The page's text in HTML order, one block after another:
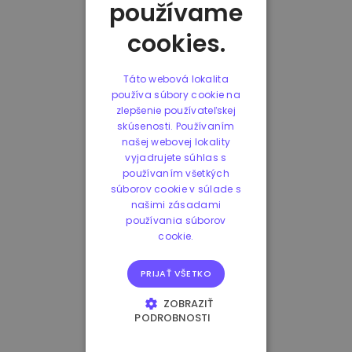
používame
cookies.
Táto webová lokalita
používa súbory cookie na
zlepšenie používateľskej
skúsenosti. Používaním
našej webovej lokality
vyjadrujete súhlas s
používaním všetkých
súborov cookie v súlade s
našimi zásadami
používania súborov
cookie.
PRIJAŤ VŠETKO
ZOBRAZIŤ
PODROBNOSTI